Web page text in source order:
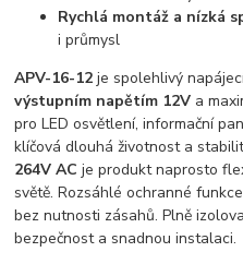
Rychlá montáž a nízká
i průmysl
APV-16-12 je spolehlivý
výstupním napětím 12V a
pro LED osvětlení, informační
klíčová dlouhá životnost a
264V AC je produkt naprosto
světě. Rozsáhlé ochranné
bez nutnosti zásahů. Plně
bezpečnost a snadnou instalaci.